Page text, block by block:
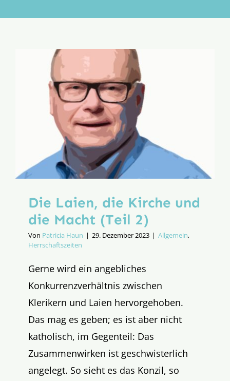
Aktion
Die Laien, die Kirche und
die Macht (Teil 2)
Von Patricia Haun | 29. Dezember 2023 | Allgemein,
Herrschaftszeiten
Gerne wird ein angebliches
Konkurrenzverhältnis zwischen
Klerikern und Laien hervorgehoben.
Das mag es geben; es ist aber nicht
katholisch, im Gegenteil: Das
Zusammenwirken ist geschwisterlich
angelegt. So sieht es das Konzil, so